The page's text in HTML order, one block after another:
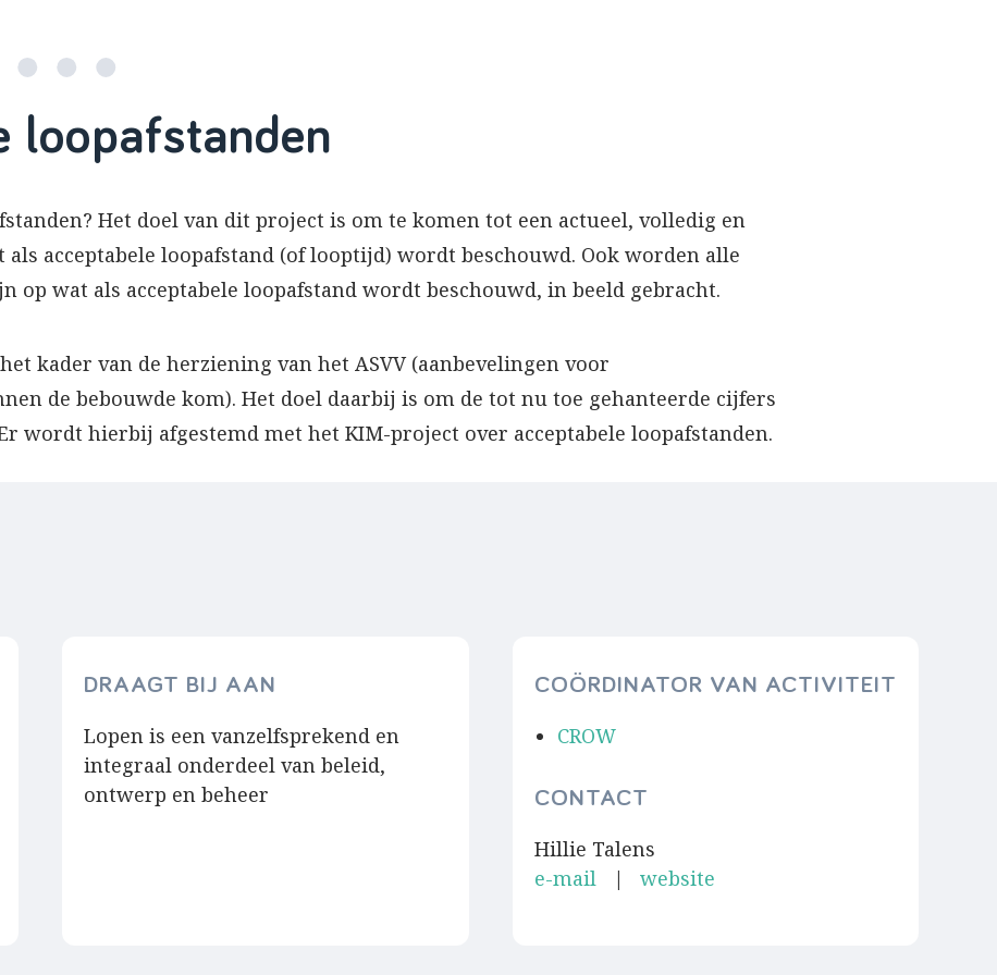
loopafstanden
Het doel van dit project is om te komen tot een actueel, volledig en
acceptabele loopafstand (of looptijd) wordt beschouwd. Ook worden alle
op wat als acceptabele loopafstand wordt beschouwd, in beeld gebracht.
kader van de herziening van het ASVV (aanbevelingen voor
de bebouwde kom). Het doel daarbij is om de tot nu toe gehanteerde cijfers
wordt hierbij afgestemd met het KIM-project over acceptabele loopafstanden.
DRAAGT BIJ AAN
Lopen is een vanzelfsprekend en
integraal onderdeel van beleid,
ontwerp en beheer
COÖRDINATOR VAN ACTIVITEIT
CROW
CONTACT
Hillie Talens
e-mail | website